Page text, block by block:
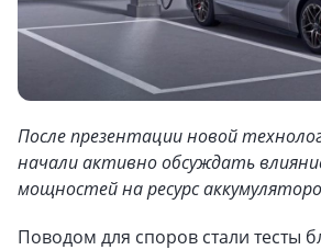
После презентации новой
начали активно обсуждать
мощностей на ресурс
Поводом для споров стали тесты